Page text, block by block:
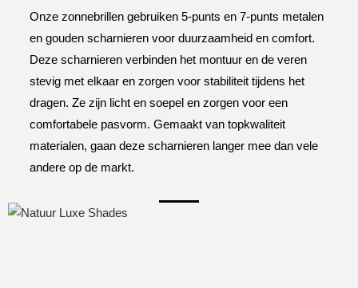
Onze zonnebrillen gebruiken 5-punts en 7-punts metalen
en gouden scharnieren voor duurzaamheid en comfort.
Deze scharnieren verbinden het montuur en de veren
stevig met elkaar en zorgen voor stabiliteit tijdens het
dragen. Ze zijn licht en soepel en zorgen voor een
comfortabele pasvorm. Gemaakt van topkwaliteit
materialen, gaan deze scharnieren langer mee dan vele
andere op de markt.